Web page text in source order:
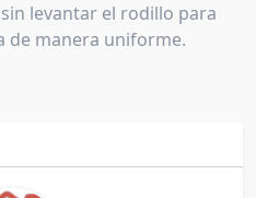
levantar el rodillo para
de manera uniforme.